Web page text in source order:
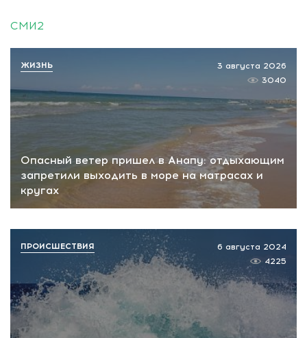
СМИ2
Опасный ветер пришел в Анапу: отдыхающим
запретили выходить в море на матрасах и
кругах
3 августа 2026
3040
ЖИЗНЬ
6 августа 2024
4225
ПРОИСШЕСТВИЯ